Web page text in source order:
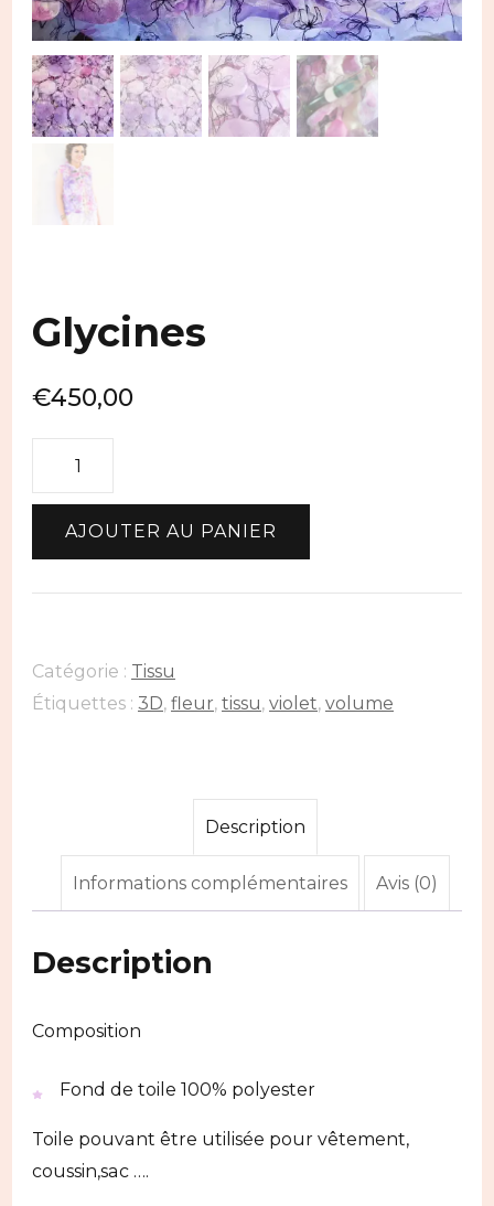
Glycines
€450,00
quantité
de
Glycines
AJOUTER AU PANIER
Catégorie : Tissu
Étiquettes : 3D, fleur, tissu, violet, volume
Description
Informations complémentaires Avis (0)
Description
Composition
Fond de toile 100% polyester
Toile pouvant être utilisée pour vêtement,
coussin,sac ….